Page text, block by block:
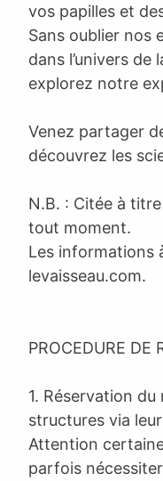
vos papilles et
Sans oublier nos
dans l’univers
explorez notre
Venez partager
découvrez les
N.B. : Citée à
tout moment.
Les informations
levaisseau.com.
PROCEDURE DE
1. Réservation
structures via
Attention
parfois